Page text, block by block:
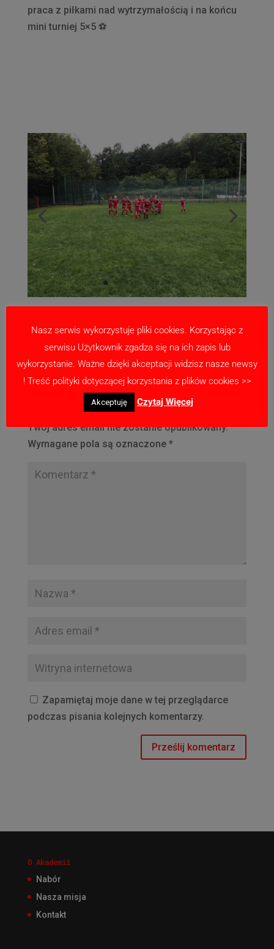
praca z piłkami nad wytrzymałością i na końcu
mini turniej 5×5 ⚽️
Prześlij komentarz
Twój adres email nie zostanie opublikowany.
Wymagane pola są oznaczone *
Zapamiętaj moje dane w tej przeglądarce
podczas pisania kolejnych komentarzy.
O Akademii
Nabór
Nasza misja
Kontakt
Nasz serwis wykorzystuje pliki cookies. Korzystając z
serwisu Użytkownik zgadza się na ich zapis lub
wykorzystanie. Ważne dzięki akceptacji widzisz nasze newsy
! Treść polityki dotyczącej korzystania z plików cookies >>
Akceptuję Czytaj Więcej